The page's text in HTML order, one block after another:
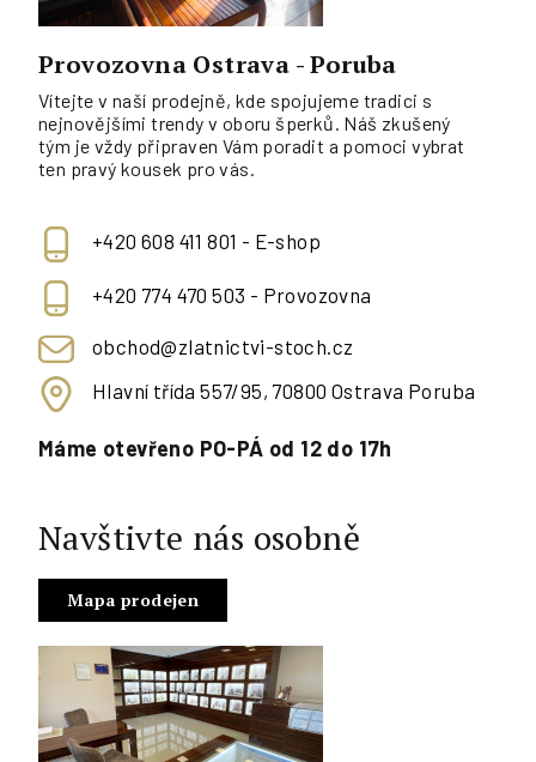
Provozovna Ostrava - Poruba
Vítejte v naší prodejně, kde spojujeme tradici s
nejnovějšími trendy v oboru šperků. Náš zkušený
tým je vždy připraven Vám poradit a pomoci vybrat
ten pravý kousek pro vás.
+420 608 411 801 - E-shop
+420 774 470 503 - Provozovna
obchod@zlatnictvi-stoch.cz
Hlavní třída 557/95, 70800 Ostrava Poruba
Máme otevřeno PO-PÁ od 12 do 17h
Navštivte nás osobně
Mapa prodejen